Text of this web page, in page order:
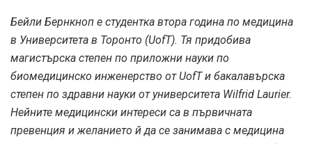
Бейли Бернкноп е студентка втора година по медицина
в Университета в Торонто (UofT). Тя придобива
магистърска степен по приложни науки по
биомедицинско инженерство от UofT и бакалавърска
степен по здравни науки от университета Wilfrid Laurier.
Нейните медицински интереси са в първичната
превенция и желанието й да се занимава с медицина